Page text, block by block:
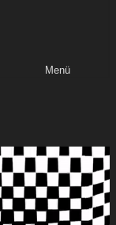
Menü